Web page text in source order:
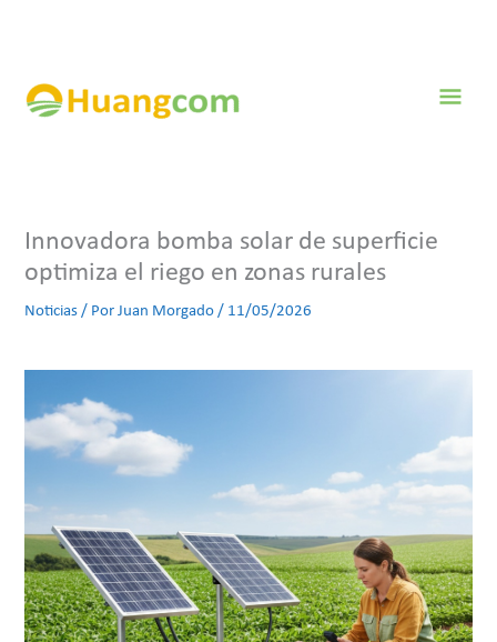
Innovadora bomba solar de superficie
optimiza el riego en zonas rurales
Noticias / PorJuan Morgado/ 11/05/2026